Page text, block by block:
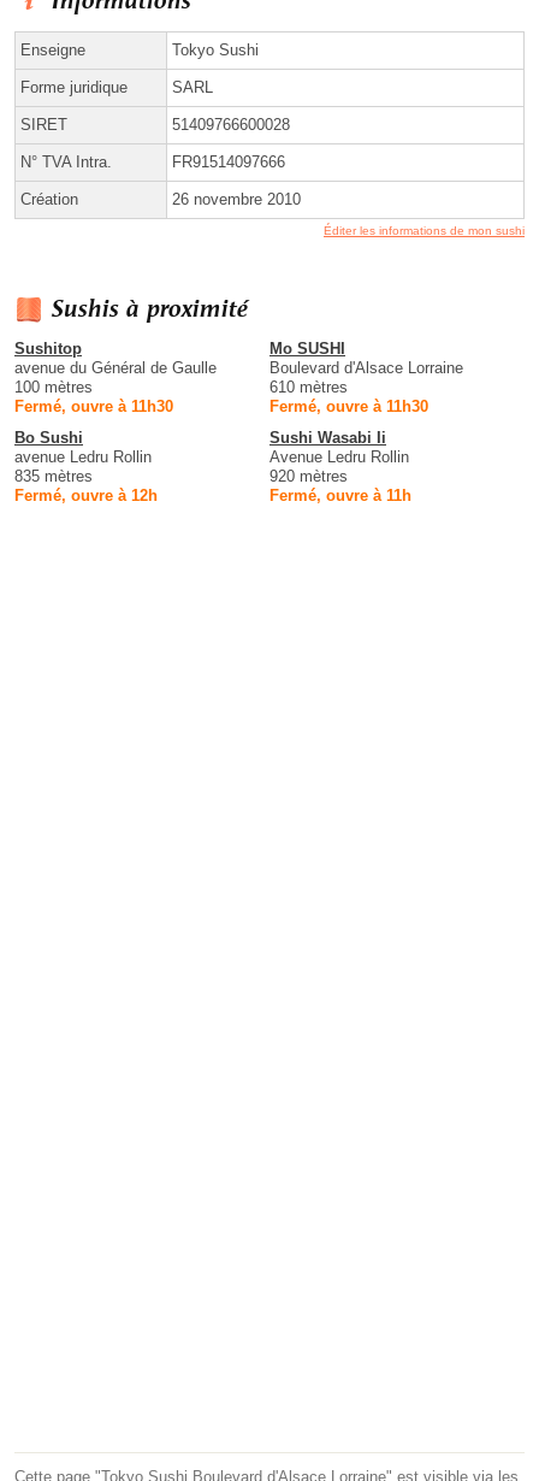
Enseigne Tokyo Sushi
Forme juridique SARL
SIRET 51409766600028
N° TVA Intra. FR91514097666
Création 26 novembre 2010
Éditer les informations de mon sushi
Sushis à proximité
Sushitop
avenue du Général de Gaulle
100 mètres
Fermé, ouvre à 11h30
Mo SUSHI
Boulevard d'Alsace Lorraine
610 mètres
Fermé, ouvre à 11h30
Bo Sushi
avenue Ledru Rollin
835 mètres
Fermé, ouvre à 12h
Sushi Wasabi Ii
Avenue Ledru Rollin
920 mètres
Fermé, ouvre à 11h
Cette page "Tokyo Sushi Boulevard d'Alsace Lorraine" est visible via les